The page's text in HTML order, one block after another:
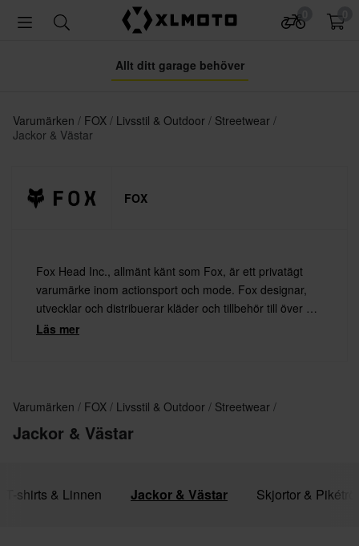
Allt ditt garage behöver
Varumärken FOX Livsstil & Outdoor
Streetwear
Jackor & Västar
FOX
Fox Head Inc., allmänt känt som Fox, är ett privatägt
varumärke inom actionsport och mode. Fox designar,
utvecklar och distribuerar kläder och tillbehör till över 50
länder, med huvudfokus på motocross.
Läs mer
Varumärken FOX Livsstil & Outdoor Streetwear
Jackor & Västar
T-shirts & Linnen Jackor & Västar Skjortor &